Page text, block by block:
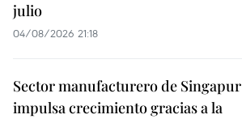
julio
04/08/2026 21:18
Sector manufacturero de Singapur
impulsa crecimiento gracias a la